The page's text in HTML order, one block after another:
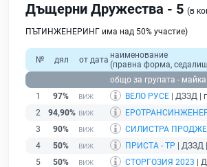
Дъщерни Дружества - 5 (в
ПЪТИНЖЕНЕРИНГ има над 50% участие)
№ дял от дата наименование
(правна форма,
общо за групата -
1
97% ВЕЛО РУСЕ | ДЗЗД |
2
94,90%
3
90% СИЛИСТРА
4
50% ПРИСТА - ТР | ДЗЗД
5
50% СТОРГОЗИЯ 2023 |